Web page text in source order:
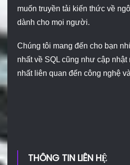
muốn truyền tải kiến thức về
dành cho mọi người.
Chúng tôi mang đến cho bạn
nhất về SQL cũng như cập
nhất liên quan đến công nghệ
THÔNG TIN LIÊN HỆ